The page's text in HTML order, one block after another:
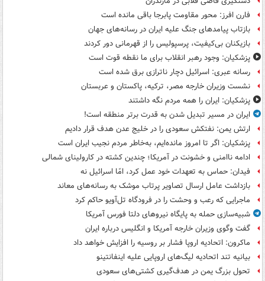
فارن افرز: محور مقاومت پابرجا باقی مانده است
بازتاب پیامدهای جنگ علیه ایران در رسانه‌های جهان
بازیکنان بی‌کیفیت، پرسپولیس را از قهرمانی دور کردند
پزشکیان: وجود رهبر انقلاب برای ما نقطه قوت است
رسانه عبری: اسرائیل دچار ناترازی برق شده است
نشست وزیران خارجه مصر، ترکیه، پاکستان و عربستان
پزشکیان: ایران را همه مردم نگه داشتند
ایران در مسیر تبدیل شدن به قدرت برتر منطقه است!
ارتش یمن: نفتکش سعودی را در خلیج عدن هدف قرار دادیم
پزشکیان: اگر تا امروز مانده‌ایم، به‌خاطر مردم نجیب ایران است
ادامه ناامنی و خشونت در آمریکا؛ چندین کشته در کارولینای شمالی
فیدان: حماس به تعهدات خود عمل کرد، امّا اسرائیل نه
بازداشت عامل ارسال تصاویر پرتاب موشک به رسانه‌های معاند
ماجرایی که رعب و وحشت را در فرودگاه تل‌آویو حاکم کرد
شبیه‌سازی حمله به پایگاه نیروهای دلتا فورس آمریکا
گفت وگوی وزیران خارجه آمریکا و انگلیس درباره ایران
ماکرون: اتحادیه اروپا فشار بر روسیه را افزایش خواهد داد
بیانیه تند اتحادیه لیگ‌های اروپایی علیه اینفانتینو
تحول بزرگ یمن در هدف‌گیری کشتی‌های سعودی